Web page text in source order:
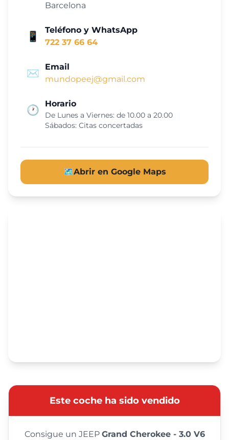
Barcelona
📱
Teléfono y WhatsApp
722 37 66 64
✉️
Email
mundopeej@gmail.com
🕐
Horario
De Lunes a Viernes: de 10.00 a 20.00
Sábados: Citas concertadas
🗺️Abrir en Google Maps
Este coche ha sido vendido
Consigue un JEEP Grand Cherokee - 3.0 V6